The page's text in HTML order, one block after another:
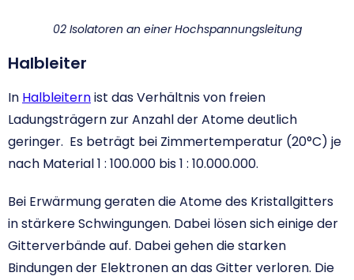
02 Isolatoren an einer Hochspannungsleitung
Halbleiter
In Halbleiternist das Verhältnis von freien
Ladungsträgern zur Anzahl der Atome deutlich
geringer. Es beträgt bei Zimmertemperatur (20°C) je
nach Material 1 : 100.000 bis 1 : 10.000.000.
Bei Erwärmung geraten die Atome des Kristallgitters
in stärkere Schwingungen. Dabei lösen sich einige der
Gitterverbände auf. Dabei gehen die starken
Bindungen der Elektronen an das Gitter verloren. Die